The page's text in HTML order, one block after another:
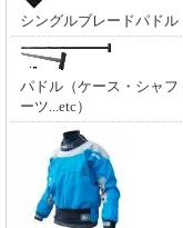
シングルブレードパドル
パドル（ケース・シャフ
ーツ...etc）